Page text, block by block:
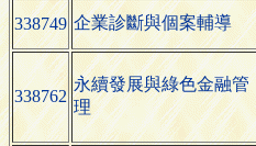
338749 企業診斷與個案輔導
338762
永續發展與綠色金融管
理